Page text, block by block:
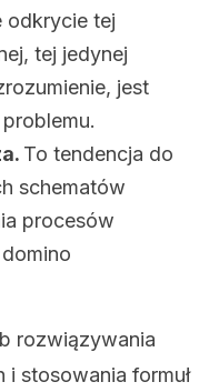
odkrycie tej
tej jedynej
jest
To tendencja do
schematów
procesów
rozwiązywania
stosowania formuł